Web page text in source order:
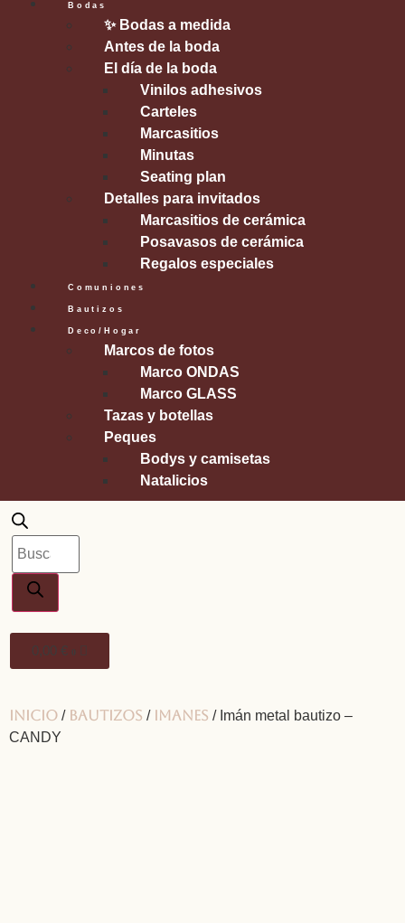
Bodas
✨ Bodas a medida
Antes de la boda
El día de la boda
Vinilos adhesivos
Carteles
Marcasitios
Minutas
Seating plan
Detalles para invitados
Marcasitios de cerámica
Posavasos de cerámica
Regalos especiales
Comuniones
Bautizos
Deco/Hogar
Marcos de fotos
Marco ONDAS
Marco GLASS
Tazas y botellas
Peques
Bodys y camisetas
Natalicios
0,00 €
Inicio / Bautizos / Imanes / Imán metal bautizo –
CANDY